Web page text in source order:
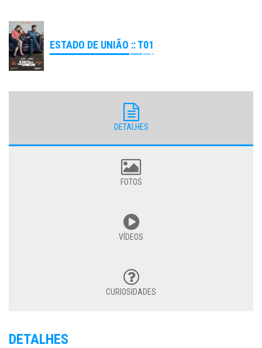
ESTADO DE UNIÃO :: T01
DETALHES
FOTOS
VÍDEOS
CURIOSIDADES
DETALHES